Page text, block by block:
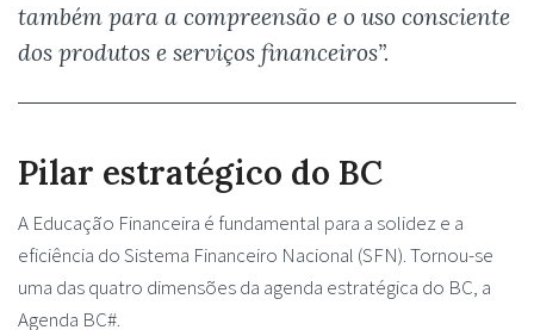
também para a compreensão e o uso consciente
dos produtos e serviços financeiros”.
Pilar estratégico do BC
A Educação Financeira é fundamental para a solidez e a
eficiência do Sistema Financeiro Nacional (SFN). Tornou-se
uma das quatro dimensões da agenda estratégica do BC, a
Agenda BC#.